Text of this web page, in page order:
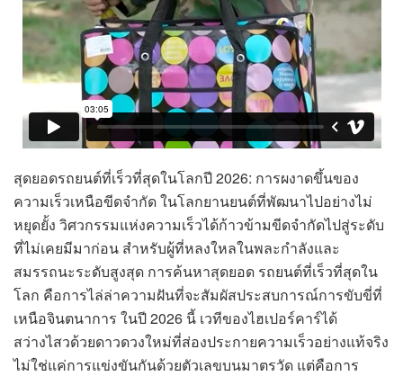
สุดยอดรถยนต์ที่เร็วที่สุดในโลกปี 2026: การผงาดขึ้นของ
ความเร็วเหนือขีดจำกัด ในโลกยานยนต์ที่พัฒนาไปอย่างไม่
หยุดยั้ง วิศวกรรมแห่งความเร็วได้ก้าวข้ามขีดจำกัดไปสู่ระดับ
ที่ไม่เคยมีมาก่อน สำหรับผู้ที่หลงใหลในพละกำลังและ
สมรรถนะระดับสูงสุด การค้นหาสุดยอด รถยนต์ที่เร็วที่สุดใน
โลก คือการไล่ล่าความฝันที่จะสัมผัสประสบการณ์การขับขี่ที่
เหนือจินตนาการ ในปี 2026 นี้ เวทีของไฮเปอร์คาร์ได้
สว่างไสวด้วยดาวดวงใหม่ที่ส่องประกายความเร็วอย่างแท้จริง
ไม่ใช่แค่การแข่งขันกันด้วยตัวเลขบนมาตรวัด แต่คือการ